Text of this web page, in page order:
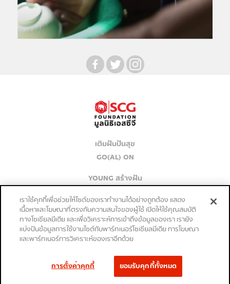
เติมฝันปันสุข
GO(AL) ON
YOUNG สร้างฝัน
ปลุก PASSION ปั้น SUCCESS
ติดต่อเรา
เราใช้คุกกี้เพื่อช่วยให้ไซต์ของเราทำงานได้อย่างถูกต้อง แสดง
เนื้อหาและโฆษณาที่ตรงกับความสนใจของผู้ใช้ เปิดให้ใช้คุณสมบัติ
ทางโซเชียลมีเดีย และเพื่อวิเคราะห์การเข้าถึงข้อมูลของเรา เรายัง
แบ่งปันข้อมูลการใช้งานไซต์กับพาร์ทเนอร์โซเชียลมีเดีย การโฆษณา
และพาร์ทเนอร์การวิเคราะห์ของเราอีกด้วย
การตั้งค่าคุกกี้ ยอมรับคุกกี้ทั้งหมด